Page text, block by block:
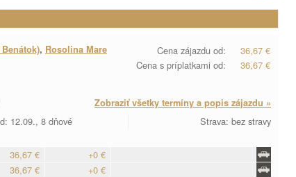
Cena zájazdu od:
36,67 €
Cena s príplatkami od:
36,67 €
, Rosolina Mare
Zobraziť všetky termíny a popis zájazdu »
12.09., 8 dňové Strava: bez stravy
36,67 €
+0 €
36,67 €
+0 €